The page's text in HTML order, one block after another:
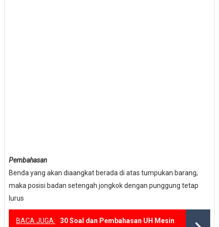
Pembahasan
Benda yang akan diaangkat berada di atas tumpukan barang,
maka posisi badan setengah jongkok dengan punggung tetap
lurus
BACA JUGA:
30 Soal dan Pembahasan UH Mesin